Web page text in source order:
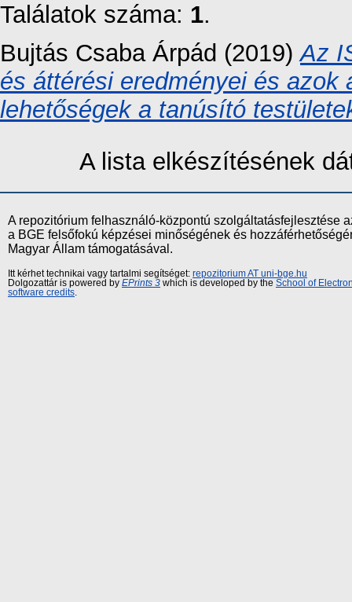
Találatok száma: 1.
Bujtás Csaba Árpád (2019)Az
és áttérési eredményei és
lehetőségek a tanúsító
A lista elkészítésének
A repozitórium felhasználó-központú szolgáltatásfejlesztése
a BGE felsőfokú képzései minőségének és
Magyar Állam támogatásával.
Itt kérhet technikai vagy tartalmi segítséget: repozitorium AT uni-bge.hu
Dolgozattár is powered by EPrints 3 which is developed by the School of
software credits